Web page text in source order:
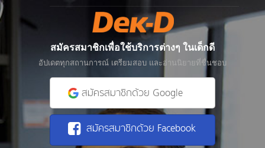
สมัครสมาชิกเพื่อใช้บริการต่างๆ ในเด็กดี
อัปเดตทุกสถานการณ์ เตรียมสอบ และอ่านนิยายที่ชื่นชอบ
สมัครสมาชิกด้วย Google
สมัครสมาชิกด้วย Facebook